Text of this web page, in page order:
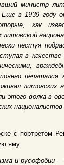
министр
в 1939 году
как
пестуя
в
литовских
волка в
с портретом
яму:
и русофобии